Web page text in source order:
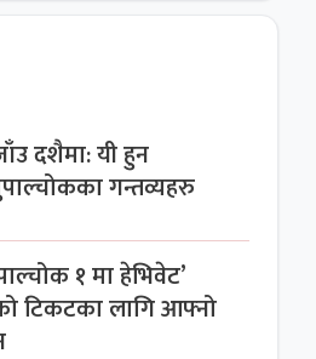
दशैमा: यी हुन
गन्तव्यहरु
१ मा हेभिवेट’
टिकटका लागि आफ्नो